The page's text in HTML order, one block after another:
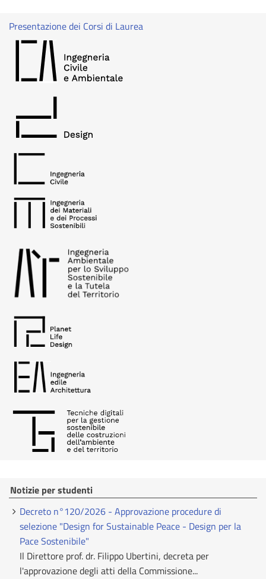
Presentazione dei Corsi di Laurea
Notizie per studenti
Decreto n°120/2026 - Approvazione procedure di
selezione "Design for Sustainable Peace - Design per la
Pace Sostenibile"
Il Direttore prof. dr. Filippo Ubertini, decreta per
l'approvazione degli atti della Commissione...